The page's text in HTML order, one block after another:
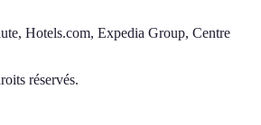
Hotels.com, Expedia Group, Centre
réservés.